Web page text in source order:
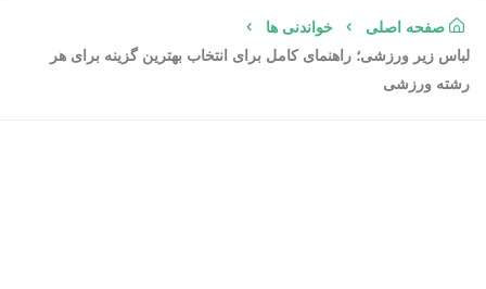
صفحه اصلی
خواندنی ها
لباس زیر ورزشی؛ راهنمای کامل برای انتخاب بهترین گزینه برای هر
رشته ورزشی